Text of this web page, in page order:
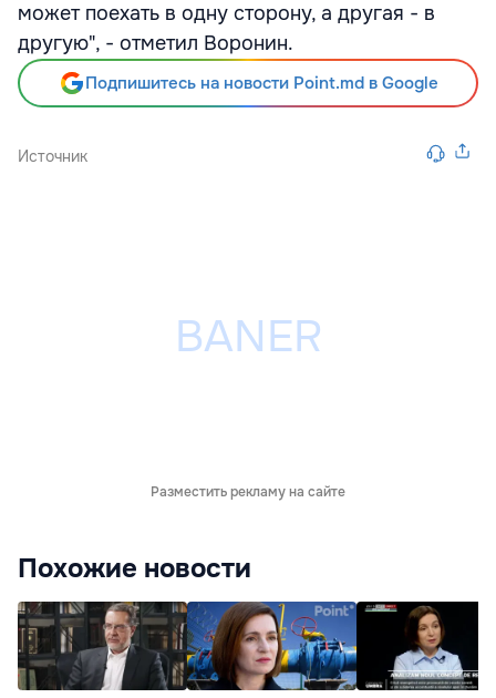
может поехать в одну сторону, а другая - в
другую", - отметил Воронин.
Подпишитесь на новости Point.md в Google
Источник
Разместить рекламу на сайте
Похожие новости